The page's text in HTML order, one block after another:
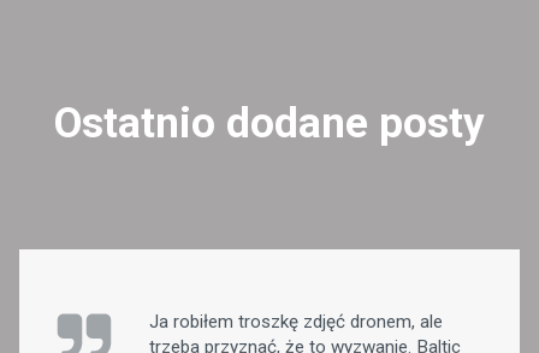
Ostatnio dodane posty
Ja robiłem troszkę zdjęć dronem, ale
trzeba przyznać, że to wyzwanie. Baltic